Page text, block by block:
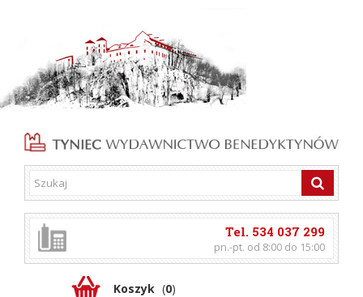
Tel. 534 037 299
pn.-pt. od 8:00 do 15:00
Koszyk (0)